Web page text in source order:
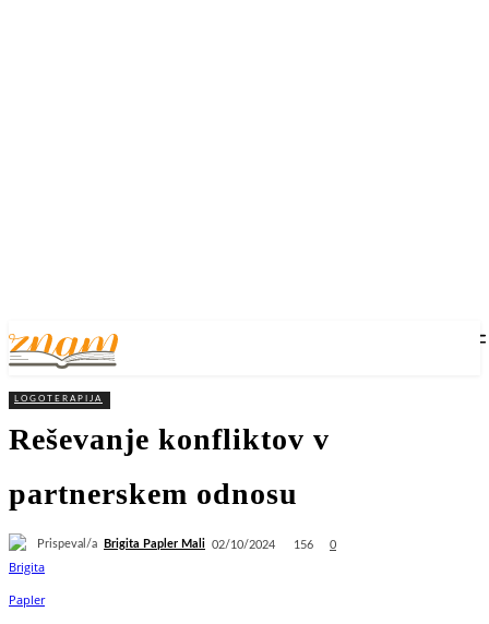
LOGOTERAPIJA
Reševanje konfliktov v
partnerskem odnosu
Prispeval/a Brigita Papler Mali 02/10/2024 156 0